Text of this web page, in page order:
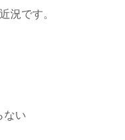
況です。
ない